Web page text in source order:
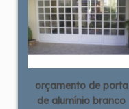
orçamento de porta
de alumínio branco